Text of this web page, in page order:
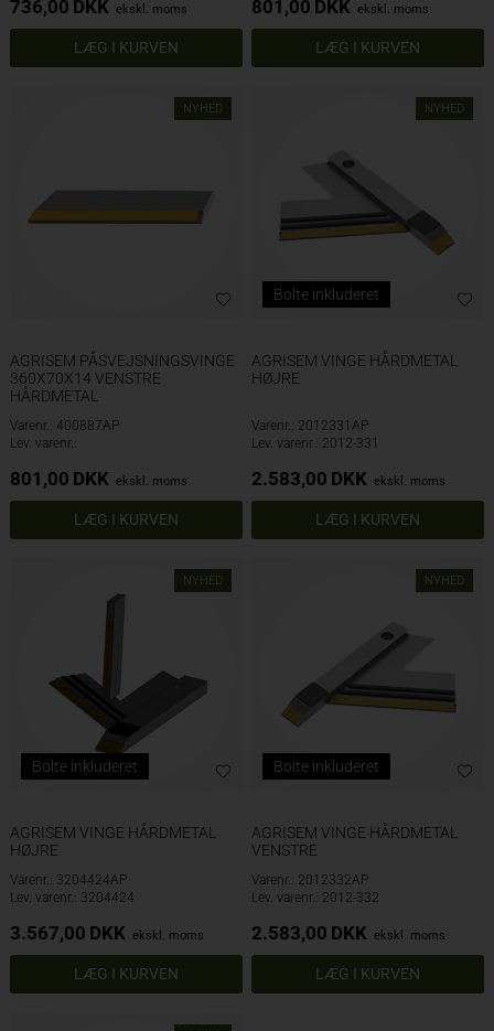
736,00 DKK ekskl. moms 801,00 DKK ekskl. moms
NYHED
AGRISEM PÅSVEJSNINGSVINGE
360X70X14 VENSTRE
HÅRDMETAL
Varenr.: 400887AP
Lev. varenr.:
801,00 DKK ekskl. moms
NYHED
Bolte inkluderet
AGRISEM VINGE HÅRDMETAL
HØJRE
Varenr.: 2012331AP
Lev. varenr.: 2012-331
2.583,00 DKK ekskl. moms
NYHED
Bolte inkluderet
AGRISEM VINGE HÅRDMETAL
HØJRE
Varenr.: 3204424AP
Lev. varenr.: 3204424
3.567,00 DKK ekskl. moms
NYHED
Bolte inkluderet
AGRISEM VINGE HÅRDMETAL
VENSTRE
Varenr.: 2012332AP
Lev. varenr.: 2012-332
2.583,00 DKK ekskl. moms